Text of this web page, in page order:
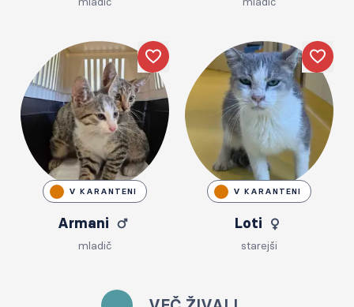
Like
V KARANTENI
Armani
mladič
Like
V KARANTENI
Loti
starejši